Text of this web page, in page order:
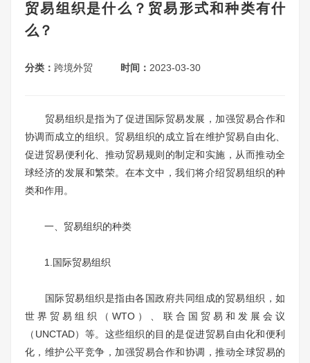
贸易组织是什么？贸易形式和种类有什
么？
分类： 跨境外贸 时间： 2023-03-30
贸易组织是指为了促进国际贸易发展，加强贸易合作和
协调而成立的组织。贸易组织的成立旨在维护贸易自由化、
促进贸易便利化、推动贸易规则的制定和实施，从而推动全
球经济的发展和繁荣。在本文中，我们将介绍贸易组织的种
类和作用。
一、贸易组织的种类
1.国际贸易组织
国际贸易组织是指由各国政府共同组成的贸易组织，如
世界贸易组织（WTO）、联合国贸易和发展会议
（UNCTAD）等。这些组织的目的是促进贸易自由化和便利
化，维护公平竞争，加强贸易合作和协调，推动全球贸易的